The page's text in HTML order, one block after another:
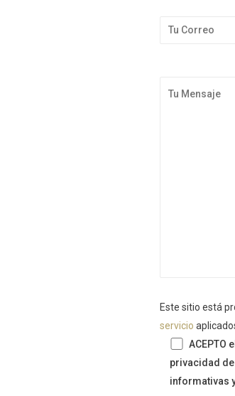
Este sitio está
servicio
ACEPTO
privacidad
informativas